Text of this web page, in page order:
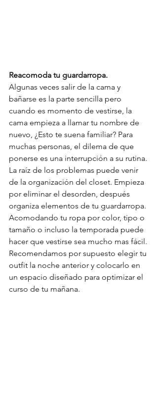
Reacomoda tu guardarropa.
Algunas veces salir de la cama y
bañarse es la parte sencilla pero
cuando es momento de vestirse, la
cama empieza a llamar tu nombre de
nuevo, ¿Esto te suena familiar? Para
muchas personas, el dilema de que
ponerse es una interrupción a su rutina.
La raíz de los problemas puede venir
de la organización del closet. Empieza
por eliminar el desorden, después
organiza elementos de tu guardarropa.
Acomodando tu ropa por color, tipo o
tamaño o incluso la temporada puede
hacer que vestirse sea mucho mas fácil.
Recomendamos por supuesto elegir tu
outfit la noche anterior y colocarlo en
un espacio diseñado para optimizar el
curso de tu mañana.